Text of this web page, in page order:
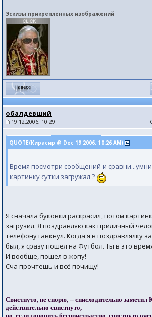
Эскизы прикрепленных изображений
обалдевший
19.12.2006, 10:29
QUOTE(Кирасир @ Dec 19 2006, 10:26 AM)
Время посмотри сообщений и
картинку сутки загружал ?
Я сначала буковки раскрасил, потом
загрузил. Я поздравляю как приличный
телефону гавкнул. Когда я в поздравлялку
был, я сразу пошел на Футбол. Ты в это
И вообще, пошел в жопу!
Сча прочтешь и всё почищу!
--------------------
Свистнуто, не спорю, -- снисходительно заметил
действительно свистнуто,